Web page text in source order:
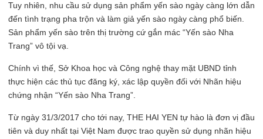
Tuy nhiên, nhu cầu sử dụng sản phẩm yến sào ngày càng lớn dẫn
đến tình trạng pha trộn và làm giả yến sào ngày càng phổ biến.
Sản phẩm yến sào trên thị trường cứ gắn mác “Yến sào Nha
Trang” vô tội vạ.
Chính vì thế, Sở Khoa học và Công nghệ thay mặt UBND tỉnh
thực hiện các thủ tục đăng ký, xác lập quyền đối với Nhãn hiệu
chứng nhận “Yến sào Nha Trang”.
Từ ngày 31/3/2017 cho tới nay, THE HAI YEN tự hào là đơn vị đầu
tiên và duy nhất tại Việt Nam được trao quyền sử dụng nhãn hiệu